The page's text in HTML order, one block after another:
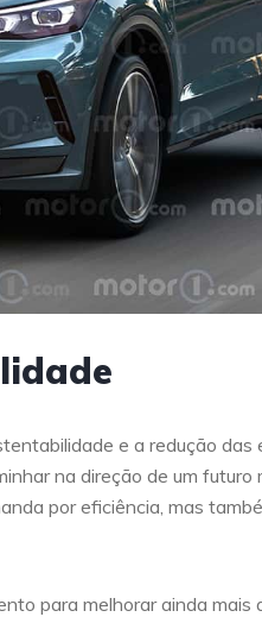
e a redução das
na direção de um futuro
por eficiência, mas
para melhorar ainda mais